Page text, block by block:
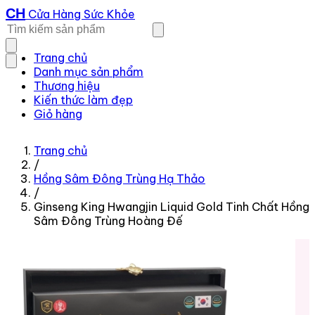
CH Cửa Hàng Sức Khỏe
Trang chủ
Danh mục sản phẩm
Thương hiệu
Kiến thức làm đẹp
Giỏ hàng
Trang chủ
/
Hồng Sâm Đông Trùng Hạ Thảo
/
Ginseng King Hwangjin Liquid Gold Tinh Chất Hồng
Sâm Đông Trùng Hoàng Đế